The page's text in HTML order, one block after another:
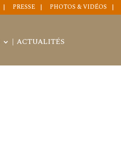
PRESSE PHOTOS & VIDÉOS
ACTUALITÉS